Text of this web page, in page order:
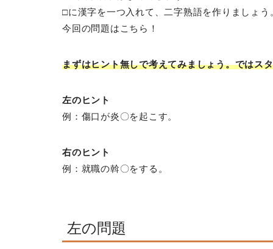
□に漢字を一つ入れて、二字熟語を作りましょう
今回の問題はこちら！
まずはヒント無しで考えてみましょう。ではス
左のヒント
例：傷口が炎〇を起こす。
右のヒント
例：就職の斡〇をする。
左の問題